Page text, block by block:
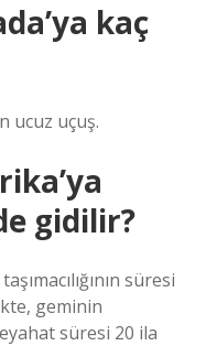
kaç
ucuz uçuş.
gidilir?
süresi
geminin
süresi 20 ila